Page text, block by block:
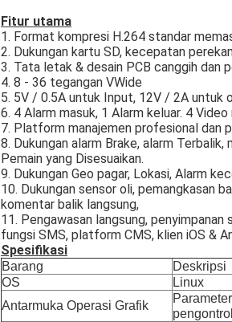
Fitur utama
1. Format kompresi H.264 standar
2. Dukungan kartu SD, kecepatan
3. Tata letak & desain PCB canggih dan
4. 8 - 36 tegangan VWide
5. 5V / 0.5A untuk Input, 12V / 2A untuk
6. 4 Alarm masuk, 1 Alarm keluar. 4
7. Platform manajemen profesional dan
8. Dukungan alarm Brake, alarm
Pemain yang Disesuaikan.
9. Dukungan Geo pagar, Lokasi, Alarm
10. Dukungan sensor oli, pemangkasan
komentar balik langsung,
11. Pengawasan langsung,
fungsi SMS, platform CMS, klien iOS &
Spesifikasi
Barang
Deskripsi
OS
Linux
Antarmuka Operasi Grafik